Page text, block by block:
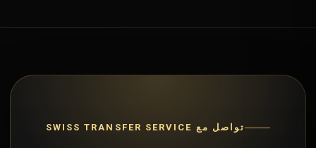
تواصل مع SWISS TRANSFER SERVICE